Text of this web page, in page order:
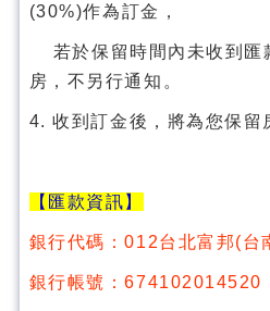
(30%)作為訂金，
若於保留時間內未收到匯
房，不另行通知。
4. 收到訂金後，將為您保留
【匯款資訊】
銀行代碼：012台北富邦(台
銀行帳號：674102014520